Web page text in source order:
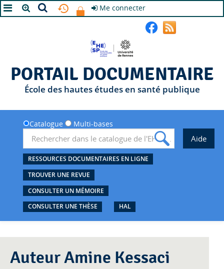
Me connecter
PORTAIL DOCUMENTAIRE
École des hautes études en santé publique
Catalogue Multi-bases
RESSOURCES DOCUMENTAIRES EN LIGNE
TROUVER UNE REVUE
CONSULTER UN MÉMOIRE
CONSULTER UNE THÈSE
HAL
Auteur Amine Kessaci